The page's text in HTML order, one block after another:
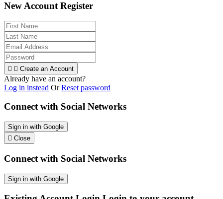
New Account Register
  Create an Account
Already have an account?
Log in instead OrReset password
Connect with Social Networks
Sign in with Google
 Close
Connect with Social Networks
Sign in with Google